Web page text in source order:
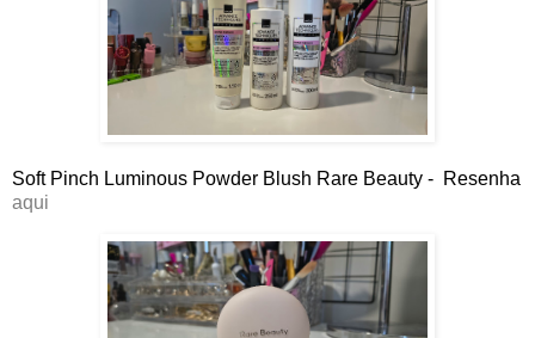
Soft Pinch Luminous Powder Blush Rare Beauty - Resenha
aqui